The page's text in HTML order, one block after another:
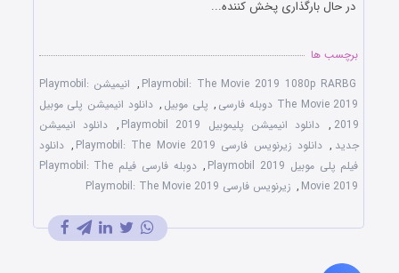
در حال بارگذاری پخش کننده...
برچسب ها
Playmobil: The Movie 2019 1080p RARBG
,
انیمیشن Playmobil:
The Movie 2019 دوبله فارسی
, پلی موبیل , دانلود انیمیشن پلی موبیل
2019
, دانلود انیمیشن پلیموبیل Playmobil 2019 , دانلود انیمیشن
جدید , دانلود زیرنویس فارسی Playmobil: The Movie 2019 , دانلود
فیلم پلی موبیل Playmobil 2019
,
دوبله فارسی فیلم Playmobil: The
Movie 2019
, زیرنویس فارسی Playmobil: The Movie 2019